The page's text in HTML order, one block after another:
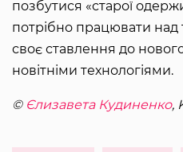
позбутися «старої
потрібно працювати
своє ставлення до
новітніми технологіями.
© Єлизавета Кудиненко,